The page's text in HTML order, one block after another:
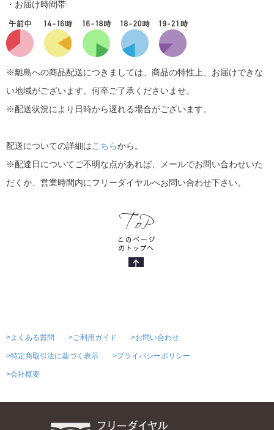
・お届け時間帯
※離島への商品配送につきましては、商品の特性上、お届けできな
い地域がございます。何卒ご了承くださいませ。
※配送状況により日時から遅れる場合がございます。
配送についての詳細はこちらから。
※配達日についてご不明な点があれば、メールでお問い合わせいた
だくか、営業時間内にフリーダイヤルへお問い合わせ下さい。
>よくある質問 >ご利用ガイド >お問い合わせ
>特定商取引法に基づく表示 >プライバシーポリシー
>会社概要